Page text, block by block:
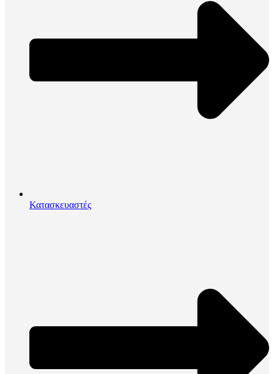
Κατασκευαστές